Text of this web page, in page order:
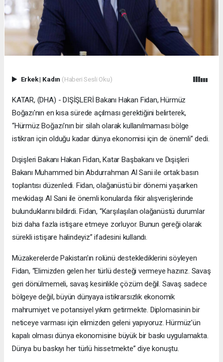
Erkek| Kadın (Haberi Sesli Oku)
KATAR, (DHA) - DIŞİŞLERİ Bakanı Hakan Fidan, Hürmüz
Boğazı'nın en kısa sürede açılması gerektiğini belirterek,
“Hürmüz Boğazı'nın bir silah olarak kullanılmaması bölge
istikrarı için olduğu kadar dünya ekonomisi için de önemli” dedi.
Dışişleri Bakanı Hakan Fidan, Katar Başbakanı ve Dışişleri
Bakanı Muhammed bin Abdurrahman Al Sani ile ortak basın
toplantısı düzenledi. Fidan, olağanüstü bir dönemi yaşarken
mevkidaşı Al Sani ile önemli konularda fikir alışverişlerinde
bulunduklarını bildirdi. Fidan, “Karşılaşılan olağanüstü durumlar
bizi daha fazla istişare etmeye zorluyor. Bunun gereği olarak
sürekli istişare halindeyiz” ifadesini kullandı.
Müzakerelerde Pakistan’ın rolünü desteklediklerini söyleyen
Fidan, “Elimizden gelen her türlü desteği vermeye hazırız. Savaş
geri dönülmemeli, savaş kesinlikle çözüm değil. Savaş sadece
bölgeye değil, büyün dünyaya istikrarsızlık ekonomik
mahrumiyet ve potansiyel yıkım getirmekte. Diplomasinin bir
neticeye varması için elimizden geleni yapıyoruz. Hürmüz’ün
kapalı olması dünya ekonomisine büyük bir baskı uygulamakta.
Dünya bu baskıyı her türlü hissetmekte” diye konuştu.